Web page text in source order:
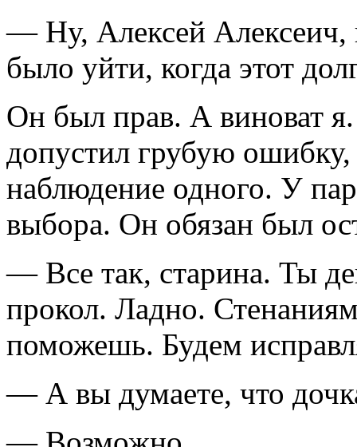
— Ну, Алексей Алексеич,
было уйти, когда этот
Он был прав. А виноват
допустил грубую
наблюдение одного. У
выбора. Он обязан был
— Все так, старина. Ты
прокол. Ладно.
поможешь. Будем
— А вы думаете, что